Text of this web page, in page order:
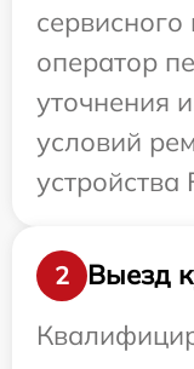
оператор
уточнения
условий
устройства
2
Выезд